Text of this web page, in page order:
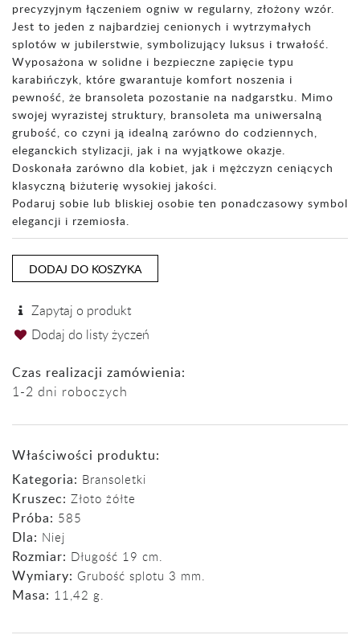
precyzyjnym łączeniem ogniw w regularny, złożony wzór.
Jest to jeden z najbardziej cenionych i wytrzymałych
splotów w jubilerstwie, symbolizujący luksus i trwałość.
Wyposażona w solidne i bezpieczne zapięcie typu
karabińczyk, które gwarantuje komfort noszenia i
pewność, że bransoleta pozostanie na nadgarstku. Mimo
swojej wyrazistej struktury, bransoleta ma uniwersalną
grubość, co czyni ją idealną zarówno do codziennych,
eleganckich stylizacji, jak i na wyjątkowe okazje.
Doskonała zarówno dla kobiet, jak i mężczyzn ceniących
klasyczną biżuterię wysokiej jakości.
​Podaruj sobie lub bliskiej osobie ten ponadczasowy symbol
elegancji i rzemiosła.
DODAJ DO KOSZYKA
Zapytaj o produkt
Dodaj do listy życzeń
Czas realizacji zamówienia:
1-2 dni roboczych
Właściwości produktu:
Kategoria: Bransoletki
Kruszec: Złoto żółte
Próba: 585
Dla: Niej
Rozmiar: Długość 19 cm.
Wymiary: Grubość splotu 3 mm.
Masa: 11,42 g.